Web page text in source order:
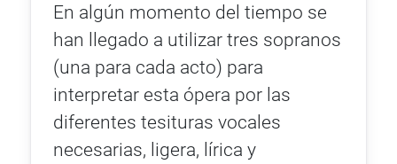
En algún momento del tiempo se
han llegado a utilizar tres sopranos
(una para cada acto) para
interpretar esta ópera por las
diferentes tesituras vocales
necesarias, ligera, lírica y